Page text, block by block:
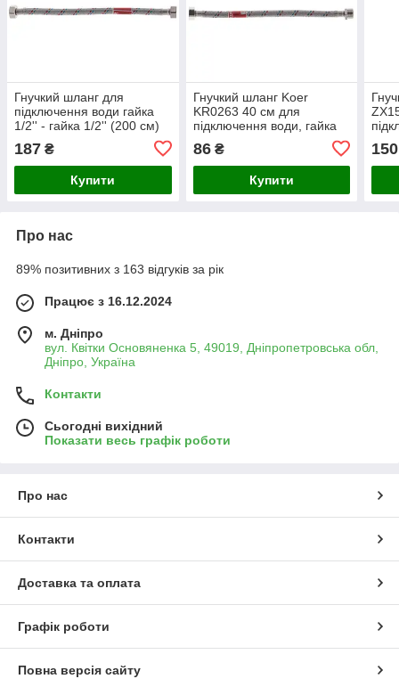
Гнучкий шланг для
підключення води гайка
1/2'' - гайка 1/2'' (200 см)
нержавіючої сталі
187 ₴
Купити
Гнучкий шланг Koer
KR0263 40 см для
підключення води, гайка
1/2" – штуцер 1/2", Чехія
86₴
Купити
150
Про нас
89% позитивних з 163 відгуків за рік
Працює з 16.12.2024
м. Дніпро
вул. Квітки Основяненка 5, 49019, Дніпропетровська обл,
Дніпро, Україна
Контакти
Сьогодні вихідний
Показати весь графік роботи
Про нас
Контакти
Доставка та оплата
Графік роботи
Повна версія сайту